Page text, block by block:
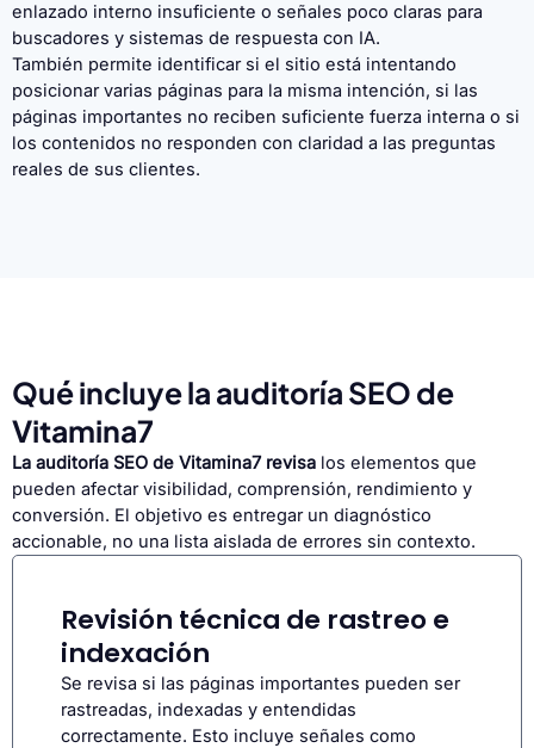
enlazado interno insuficiente o señales poco claras para
buscadores y sistemas de respuesta con IA.
También permite identificar si el sitio está intentando
posicionar varias páginas para la misma intención, si las
páginas importantes no reciben suficiente fuerza interna o si
los contenidos no responden con claridad a las preguntas
reales de sus clientes.
Qué incluye la auditoría SEO de
Vitamina7
La auditoría SEO de Vitamina7 revisa los elementos que
pueden afectar visibilidad, comprensión, rendimiento y
conversión. El objetivo es entregar un diagnóstico
accionable, no una lista aislada de errores sin contexto.
Revisión técnica de rastreo e
indexación
Se revisa si las páginas importantes pueden ser
rastreadas, indexadas y entendidas
correctamente. Esto incluye señales como